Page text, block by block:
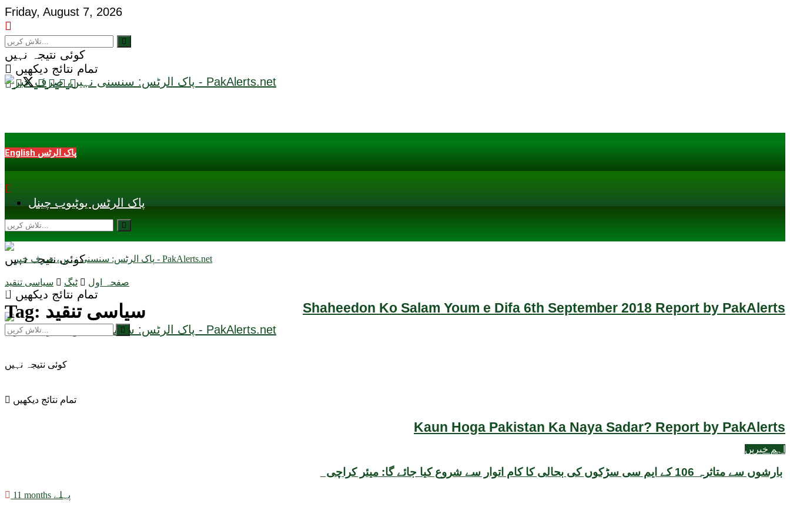
Friday, August 7, 2026
کوئی نتیجہ نہیں
تمام نتائج دیکھیں
English پاک الرٹس
پاک الرٹس یوٹیوب چینل
Shaheedon Ko Salam Youm e Difa 6th September 2018 Report by PakAlerts
Kaun Hoga Pakistan Ka Naya Sadar? Report by PakAlerts
کوئی نتیجہ نہیں
تمام نتائج دیکھیں
کوئی نتیجہ نہیں
تمام نتائج دیکھیں
صفحہ اول ٹیگ سیاسی تنقید
Tag: سیاسی تنقید
اہم خبریں
بارشوں سے متاثرہ 106 کے ایم سی سڑکوں کی بحالی کا کام اتوار سے شروع کیا جائے گا: میئر کراچی
11 months پہلے